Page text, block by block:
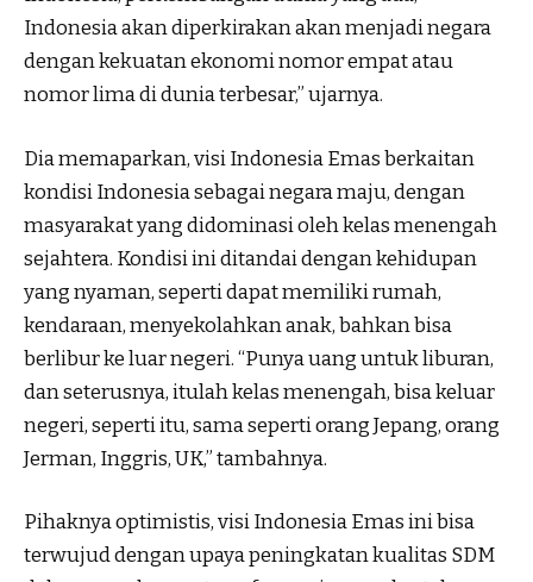
Indonesia akan diperkirakan akan menjadi negara
dengan kekuatan ekonomi nomor empat atau
nomor lima di dunia terbesar,” ujarnya.
Dia memaparkan, visi Indonesia Emas berkaitan
kondisi Indonesia sebagai negara maju, dengan
masyarakat yang didominasi oleh kelas menengah
sejahtera. Kondisi ini ditandai dengan kehidupan
yang nyaman, seperti dapat memiliki rumah,
kendaraan, menyekolahkan anak, bahkan bisa
berlibur ke luar negeri. “Punya uang untuk liburan,
dan seterusnya, itulah kelas menengah, bisa keluar
negeri, seperti itu, sama seperti orang Jepang, orang
Jerman, Inggris, UK,” tambahnya.
Pihaknya optimistis, visi Indonesia Emas ini bisa
terwujud dengan upaya peningkatan kualitas SDM